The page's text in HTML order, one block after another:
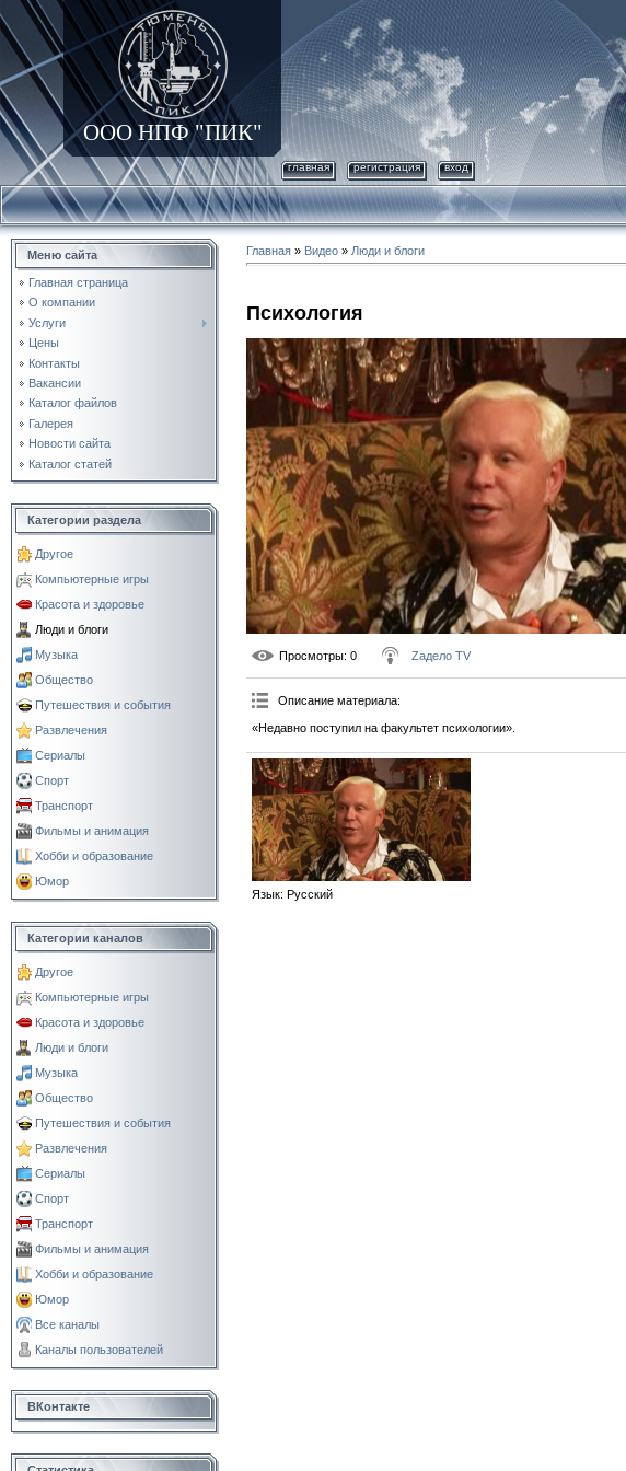
ООО НПФ "ПИК"
главная регистрация вход
Меню сайта
Главная страница
О компании
Услуги
Цены
Контакты
Вакансии
Каталог файлов
Галерея
Новости сайта
Каталог статей
Категории раздела
Другое
Компьютерные игры
Красота и здоровье
Люди и блоги
Музыка
Общество
Путешествия и события
Развлечения
Сериалы
Спорт
Транспорт
Фильмы и анимация
Хобби и образование
Юмор
Категории каналов
Другое
Компьютерные игры
Красота и здоровье
Люди и блоги
Музыка
Общество
Путешествия и события
Развлечения
Сериалы
Спорт
Транспорт
Фильмы и анимация
Хобби и образование
Юмор
Все каналы
Каналы пользователей
ВКонтакте
Главная » Видео » Люди и блоги
Психология
Просмотры: 0 Zадело TV
Описание материала:
«Недавно поступил на факультет психологии».
Язык: Русский